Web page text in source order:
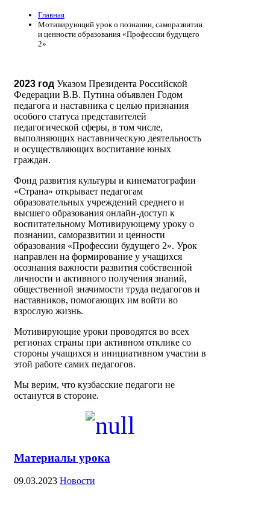
Главная
Мотивирующий урок о познании, саморазвитии
и ценности образования «Профессии будущего
2»
2023 год Указом Президента Российской
Федерации В.В. Путина объявлен Годом
педагога и наставника с целью признания
особого статуса представителей
педагогической сферы, в том числе,
выполняющих наставническую деятельность
и осуществляющих воспитание юных
граждан.
Фонд развития культуры и кинематографии
«Страна» открывает педагогам
образовательных учреждений среднего и
высшего образования онлайн-доступ к
воспитательному Мотивирующему уроку о
познании, саморазвитии и ценности
образования «Профессии будущего 2». Урок
направлен на формирование у учащихся
осознания важности развития собственной
личности и активного получения знаний,
общественной значимости труда педагогов и
наставников, помогающих им войти во
взрослую жизнь.
Мотивирующие уроки проводятся во всех
регионах страны при активном отклике со
стороны учащихся и инициативном участии в
этой работе самих педагогов.
Мы верим, что кузбасские педагоги не
останутся в стороне.
Материалы урока
09.03.2023 Новости